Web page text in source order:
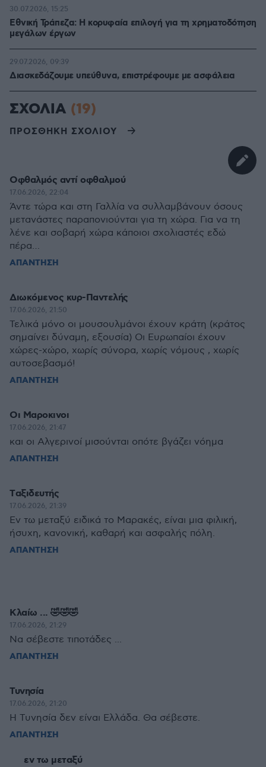
Εθνική Τράπεζα: Η κορυφαία επιλογή για τη χρηματοδότηση
μεγάλων έργων
30.07.2026, 15:25
Διασκεδάζουμε υπεύθυνα, επιστρέφουμε με ασφάλεια
29.07.2026, 09:39
ΣΧΟΛΙΑ (19)
ΠΡΟΣΘΗΚΗ ΣΧΟΛΙΟΥ
Οφθαλμός αντί οφθαλμού
17.06.2026, 22:04
Άντε τώρα και στη Γαλλία να συλλαμβάνουν όσους
μετανάστες παραπονιούνται για τη χώρα. Για να τη
λένε και σοβαρή χώρα κάποιοι σχολιαστές εδώ
πέρα…
ΑΠΑΝΤΗΣΗ
Διωκόμενος κυρ-Παντελής
17.06.2026, 21:50
Τελικά μόνο οι μουσουλμάνοι έχουν κράτη (κράτος
σημαίνει δύναμη, εξουσία) Οι Ευρωπαίοι έχουν
χώρες-χώρο, χωρίς σύνορα, χωρίς νόμους , χωρίς
αυτοσεβασμό!
ΑΠΑΝΤΗΣΗ
Οι Μαροκινοι
17.06.2026, 21:47
και οι Αλγερινοί μισούνται οπότε βγάζει νόημα
ΑΠΑΝΤΗΣΗ
Tαξιδευτής
17.06.2026, 21:39
Εν τω μεταξύ ειδικά το Μαρακές, είναι μια φιλική,
ήσυχη, κανονική, καθαρή και ασφαλής πόλη.
ΑΠΑΝΤΗΣΗ
Κλαίω ... 🤣🤣🤣
17.06.2026, 21:29
Να σέβεστε τιποτάδες ...
ΑΠΑΝΤΗΣΗ
Τυνησία
17.06.2026, 21:20
Η Τυνησία δεν είναι Ελλάδα. Θα σέβεστε.
ΑΠΑΝΤΗΣΗ
εν τω μεταξύ